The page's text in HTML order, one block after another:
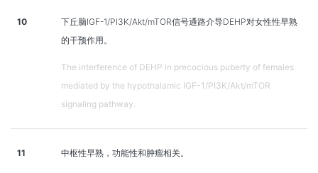
10
下丘脑IGF-1/PI3K/Akt/mTOR信号通路介导DEHP对女性性早熟
的干预作用。
The interference of DEHP in precocious puberty of females
mediated by the hypothalamic IGF-1/PI3K/Akt/mTOR
signaling pathway.
11 中枢性早熟，功能性和肿瘤相关。